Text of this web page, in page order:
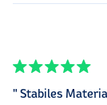
" Stabiles